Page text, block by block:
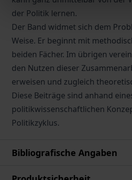
der Politik lernen.
Der Band widmet sich dem
Weise. Er beginnt mit
beiden Fächer. Im übrigen
den Nutzen dieser
erweisen und zugleich
Diese Beiträge sind anhand
politikwissenschaftlichen
Politikzyklus.
Bibliografische Angaben